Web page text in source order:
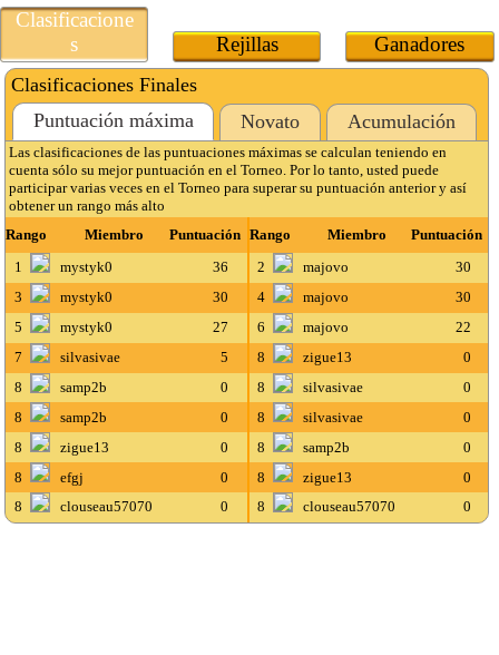
Clasificacione
s
Rejillas Ganadores
Clasificaciones Finales
Puntuación máxima
Novato Acumulación
Las clasificaciones de las puntuaciones máximas se calculan teniendo en
cuenta sólo su mejor puntuación en el Torneo. Por lo tanto, usted puede
participar varias veces en el Torneo para superar su puntuación anterior y así
obtener un rango más alto
Rango
Miembro Puntuación Rango Miembro
Puntuación
1
mystyk0 36 2 majovo
30
3
mystyk0 30 4 majovo
30
5
mystyk0 27 6 majovo
22
7
silvasivae 5 8 zigue13
0
8
samp2b 0 8 silvasivae
0
8
samp2b 0 8 silvasivae
0
8
zigue13 0 8 samp2b
0
8
efgj 0 8 zigue13
0
8
clouseau57070 0 8 clouseau57070 0